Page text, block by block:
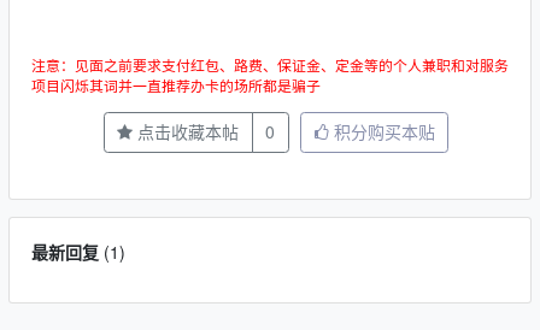
注意：见面之前要求支付红包、路费、保证金、定金等的个人兼职和对服务
项目闪烁其词并一直推荐办卡的场所都是骗子
点击收藏本帖 0 积分购买本贴
最新回复(1)